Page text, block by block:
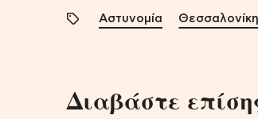
Αστυνομία Θεσσαλονίκη
Διαβάστε